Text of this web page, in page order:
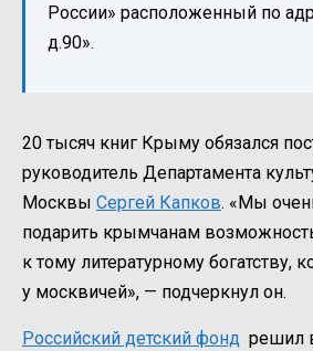
России» расположенный по
д.90».
20 тысяч книг Крыму обязался
руководитель Департамента
Москвы Сергей Капков. «Мы
подарить крымчанам
к тому литературному богатству,
у москвичей», — подчеркнул он.
Российский детский фонд решил